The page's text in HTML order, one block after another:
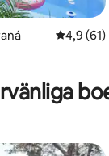
4,9 av 5
4,9 (61)